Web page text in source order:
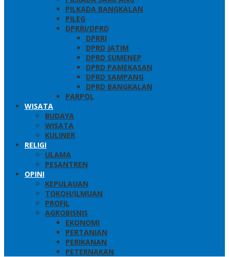
PILKADA BANGKALAN
PILEG
DPRRI/DPRD
DPRRI
DPRD JATIM
DPRD SUMENEP
DPRD PAMEKASAN
DPRD SAMPANG
DPRD BANGKALAN
PARPOL
WISATA
BUDAYA
WISATA
KULINER
RELIGI
ULAMA
PESANTREN
OPINI
KEPULAUAN
TOKOH/ILMUAN
PROFIL
AGROBISNIS
EKONOMI
PERTANIAN
PERIKANAN
PETERNAKAN